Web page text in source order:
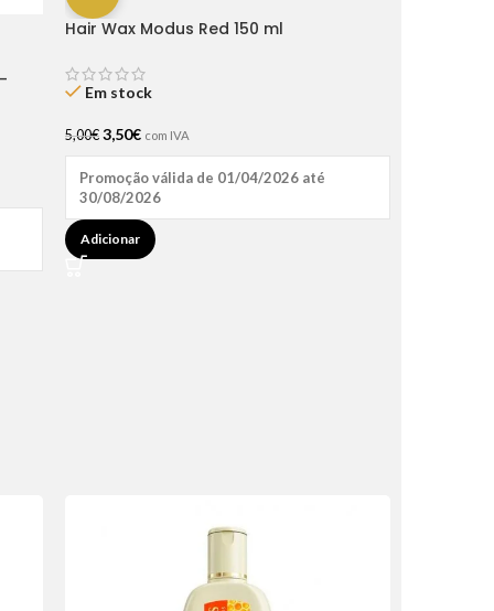
Hair Wax Modus Red 150 ml
Em stock
5,00€ 3,50€ com IVA
Promoção válida de 01/04/2026 até
30/08/2026
Adicionar